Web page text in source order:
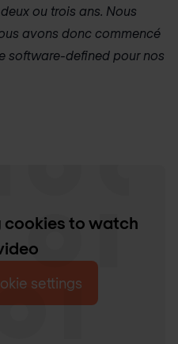
ou trois ans. Nous
avons donc commencé
software-defined pour nos
to watch
settings